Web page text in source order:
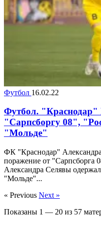
Футбол 16.02.22
Футбол.
"Сарпсборгу 08",
"Мольде"
ФК "Краснодар"
поражение от "Сарпсборга
Александра Селявы
"Мольде"...
« Previous Next »
Показаны 1 — 20 из 57